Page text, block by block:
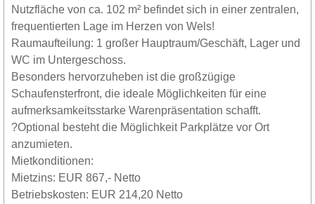
Nutzfläche von ca. 102 m² befindet sich in einer zentralen,
frequentierten Lage im Herzen von Wels!
Raumaufteilung: 1 großer Hauptraum/Geschäft, Lager und
WC im Untergeschoss.
Besonders hervorzuheben ist die großzügige
Schaufensterfront, die ideale Möglichkeiten für eine
aufmerksamkeitsstarke Warenpräsentation schafft.
?Optional besteht die Möglichkeit Parkplätze vor Ort
anzumieten.
Mietkonditionen:
Mietzins: EUR 867,- Netto
Betriebskosten: EUR 214,20 Netto